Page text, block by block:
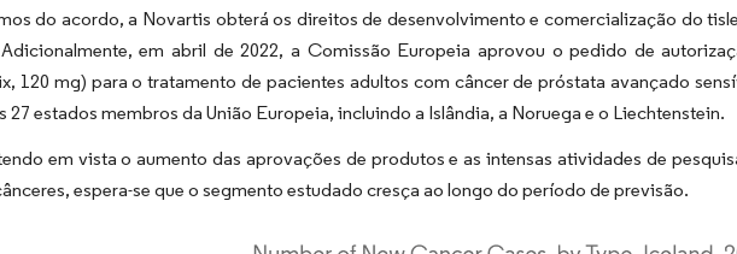
do acordo, a Novartis obterá os direitos de desenvolvimento e comercialização do
em abril de 2022, a Comissão Europeia aprovou o pedido de
120 mg) para o tratamento de pacientes adultos com câncer de próstata avançado
27 estados membros da União Europeia, incluindo a Islândia, a Noruega e o Liechtenstein.
em vista o aumento das aprovações de produtos e as intensas atividades de
espera-se que o segmento estudado cresça ao longo do período de previsão.